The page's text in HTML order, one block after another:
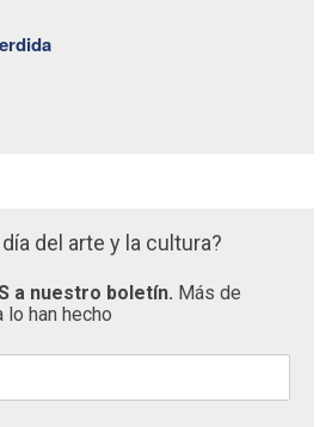
del arte y la cultura?
a nuestro boletín. Más de
han hecho